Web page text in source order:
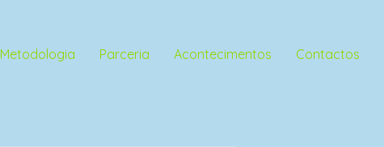
Metodologia Parceria Acontecimentos Contactos